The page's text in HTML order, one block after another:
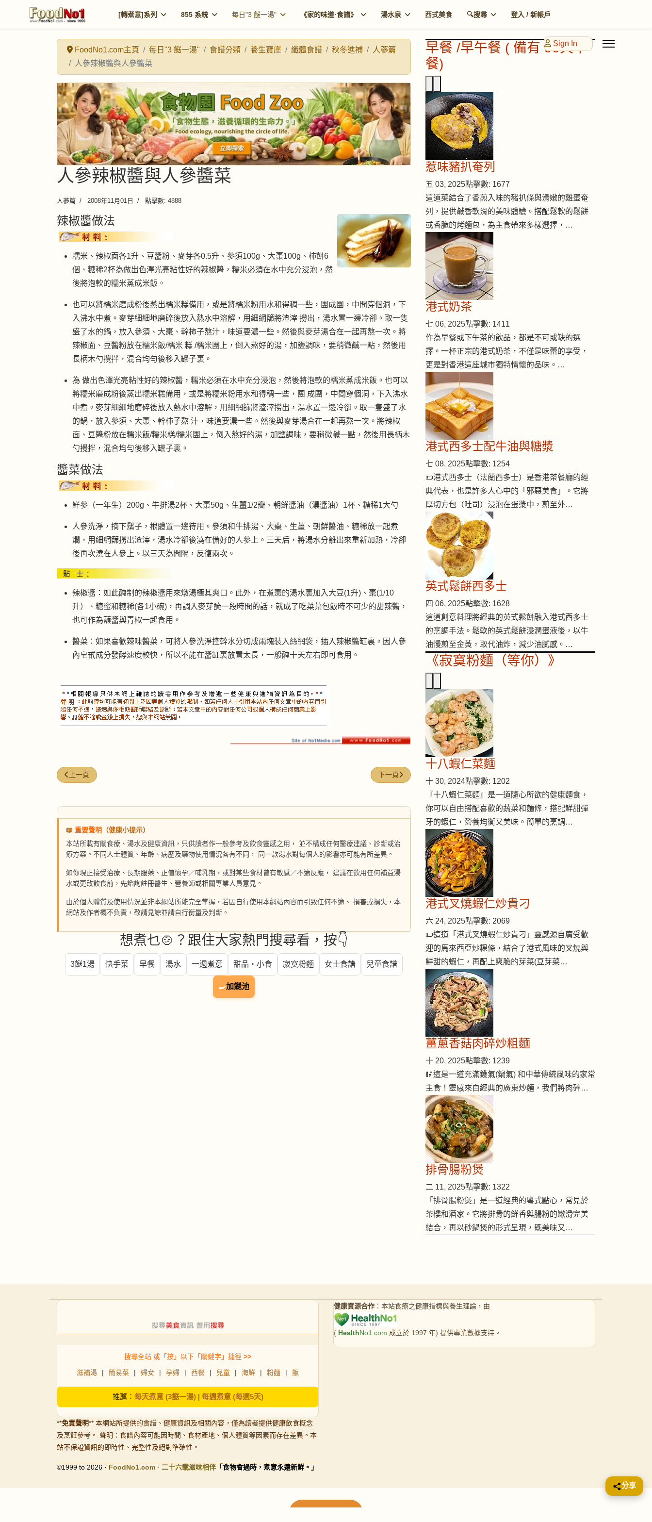
[轉煮意]系列 855 系統 每日"3 餸一湯" 《家的味道·食譜》 湯水泉 西式美食 🔍搜尋 登入 / 新帳戶
Sign In
FoodNo1.com主頁 每日"3 餸一湯" 食譜分類 養生寶庫 纖體食譜 秋冬進補
人蔘篇
人參辣椒醬與人參醬菜
人參辣椒醬與人參醬菜
人蔘篇 2008年11月01日 點擊數: 4888
辣椒醬做法
糯米、辣椒面各1升、豆醬粉、麥芽各0.5升、參須100g、大棗100g、柿餅6
個、糖稀2杯為做出色澤光亮粘性好的辣椒醬，糯米必須在水中充分浸泡，然
後將泡軟的糯米蒸成米飯。
也可以將糯米磨成粉後蒸出糯米糕備用，或是將糯米粉用水和得稠一些，團成團，中間穿個洞，下
入沸水中煮。麥芽細細地磨碎後放入熱水中溶解，用細網篩將渣滓 撈出，湯水置一邊冷卻。取一隻
盛了水的鍋，放入參須、大棗、幹柿子熬汁，味道要濃一些。然後與麥芽湯合在一起再熬一次。將
辣椒面、豆醬粉放在糯米飯/糯米 糕 /糯米團上，倒入熬好的湯，加鹽調味，要稍微鹹一點，然後用
長柄木勺攪拌，混合均勻後移入罎子裏。
為 做出色澤光亮粘性好的辣椒醬，糯米必須在水中充分浸泡，然後將泡軟的糯米蒸成米飯。也可以
將糯米磨成粉後蒸出糯米糕備用，或是將糯米粉用水和得稠一些，團 成團，中間穿個洞，下入沸水
中煮。麥芽細細地磨碎後放入熱水中溶解，用細網篩將渣滓撈出，湯水置一邊冷卻。取一隻盛了水
的鍋，放入參須、大棗、幹柿子熬 汁，味道要濃一些。然後與麥芽湯合在一起再熬一次。將辣椒
面、豆醬粉放在糯米飯/糯米糕/糯米團上，倒入熬好的湯，加鹽調味，要稍微鹹一點，然後用長柄木
勺攪拌，混合均勻後移入罎子裏。
醬菜做法
鮮參（一年生）200g、牛排湯2杯、大棗50g、生薑1/2瓣、朝鮮醬油（濃醬油）1杯、糖稀1大勺
人參洗淨，摘下鬚子，根體置一邊待用。參須和牛排湯、大棗、生薑、朝鮮醬油、糖稀放一起煮
爛，用細網篩撈出渣滓，湯水冷卻後澆在備好的人參上。三天后，將湯水分離出來重新加熱，冷卻
後再次澆在人參上。以三天為間隔，反復兩次。
辣椒醬：如此醃制的辣椒醬用來燉湯極其爽口。此外，在煮棗的湯水裏加入大豆(1升)、棗(1/10
升）、糖蜜和糖稀(各1小碗)，再調入麥芽醃一段時間的話，就成了吃菜葉包飯時不可少的甜辣醬，
也可作為蘸醬與青椒一起食用。
醬菜：如果喜歡辣味醬菜，可將人參洗淨控幹水分切成兩塊裝入絲網袋，插入辣椒醬缸裏。因人參
內皂甙成分發酵速度較快，所以不能在醬缸裏放置太長，一般醃十天左右即可食用。
上一篇文章: 人蔘膳
上一頁 下一篇文章: 涼拌人蔘
下一頁
📖 重要聲明
（健康小提示）
本站所載有關食療、湯水及健康資訊，只供讀者作一般參考及飲食靈感之用， 並不構成任何醫療建議、診斷或治
療方案。不同人士體質、年齡、病歷及藥物使用情況各有不同， 同一款湯水對每個人的影響亦可能有所差異。
如你現正接受治療、長期服藥、正值懷孕／哺乳期，或對某些食材曾有敏感／不適反應， 建議在飲用任何補益湯
水或更改飲食前，先諮詢註冊醫生、營養師或相關專業人員意見。
由於個人體質及使用情況並非本網站所能完全掌握，若因自行使用本網站內容而引致任何不適、 損害或損失，本
網站及作者概不負責，敬請見諒並請自行衡量及判斷。
想煮乜🍲？跟住大家熱門搜尋看，按👇
3餸1湯 快手菜 早餐 湯水 一週煮意 甜品・小食 寂寞粉麵 女士食譜 兒童食譜
🍳加餸池
早餐 /早午餐 ( 備有 90天早
餐)
惹味豬扒奄列
五 03, 2025點擊數: 1677
這道菜結合了香煎入味的豬扒條與滑嫩的雞蛋奄
列，提供鹹香軟滑的美味體驗。搭配鬆軟的鬆餅
或香脆的烤麵包，為主食帶來多樣選擇，…
港式奶茶
七 06, 2025點擊數: 1411
作為早餐或下午茶的飲品，都是不可或缺的選
擇。一杯正宗的港式奶茶，不僅是味蕾的享受，
更是對香港這座城市獨特情懷的品味。…
港式西多士配牛油與糖漿
七 08, 2025點擊數: 1254
📜港式西多士（法蘭西多士）是香港茶餐廳的經
典代表，也是許多人心中的「邪惡美食」。它將
厚切方包（吐司）浸泡在蛋漿中，煎至外…
英式鬆餅西多士
四 06, 2025點擊數: 1628
這道創意料理將經典的英式鬆餅融入港式西多士
的烹調手法。鬆軟的英式鬆餅浸潤蛋液後，以牛
油慢煎至金黃，取代油炸，減少油膩感。…
《寂寞粉麵（等你）》
十八蝦仁菜麵
十 30, 2024點擊數: 1202
『十八蝦仁菜麵』是一道隨心所欲的健康麵食，
你可以自由搭配喜歡的蔬菜和麵條，搭配鮮甜彈
牙的蝦仁，營養均衡又美味。簡單的烹調…
港式叉燒蝦仁炒貴刁
六 24, 2025點擊數: 2069
📜這道「港式叉燒蝦仁炒貴刁」靈感源自廣受歡
迎的馬來西亞炒粿條，結合了港式風味的叉燒與
鮮甜的蝦仁，再配上爽脆的芽菜(豆芽菜…
薑蔥香菇肉碎炒粗麵
十 20, 2025點擊數: 1239
🥢這是一道充滿鑊氣(鍋氣) 和中華傳統風味的家常
主食！靈感來自經典的廣東炒麵，我們將肉碎…
排骨腸粉煲
二 11, 2025點擊數: 1322
「排骨腸粉煲」是一道經典的粵式點心，常見於
茶樓和酒家。它將排骨的鮮香與腸粉的嫩滑完美
結合，再以砂鍋煲的形式呈現，既美味又…
搜尋全站 或「按」以下「關鍵字」捷徑 >>
滋補湯 | 簡易菜 | 婦女 | 孕婦 | 西餐 | 兒童 | 海鮮 | 粉麵 | 飯
推薦： 每天煮意 (3餸一湯)| 每週煮意 (每週5天)
**免責聲明** 本網站所提供的食譜、健康資訊及相關內容，僅為讀者提供健康飲食概念
及烹飪參考。 聲明：食譜內容可能因時間、食材產地、個人體質等因素而存在差異。本
站不保證資訊的即時性、完整性及絕對準確性。
©1999 to 2026 · FoodNo1.com · 二十六載滋味相伴 「食物會過時，煮意永遠新鮮。」
健康資源合作 ：本站食療之健康指標與養生理論，由
( HealthNo1.com 成立於 1997 年) 提供專業數據支持。
分享